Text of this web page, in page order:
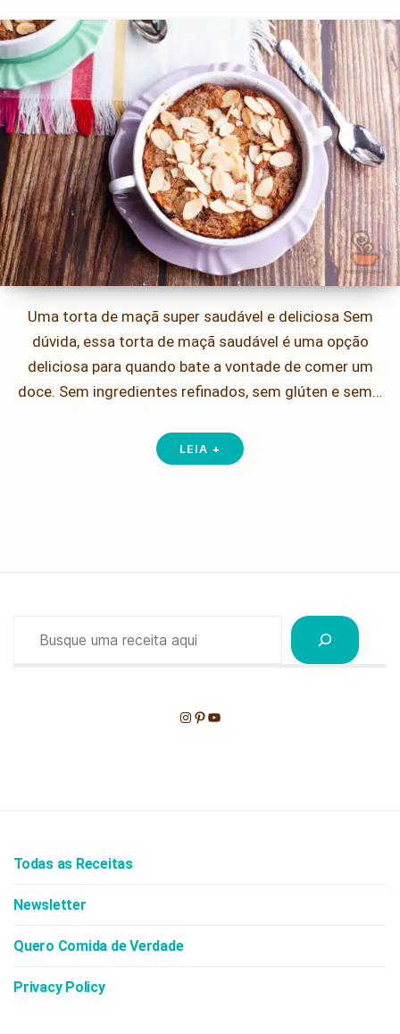
Uma torta de maçã super saudável e deliciosa Sem
dúvida, essa torta de maçã saudável é uma opção
deliciosa para quando bate a vontade de comer um
doce. Sem ingredientes refinados, sem glúten e sem…
LEIA +
Instagram
Pinterest
Youtube
Todas as Receitas
Newsletter
Quero Comida de Verdade
Privacy Policy